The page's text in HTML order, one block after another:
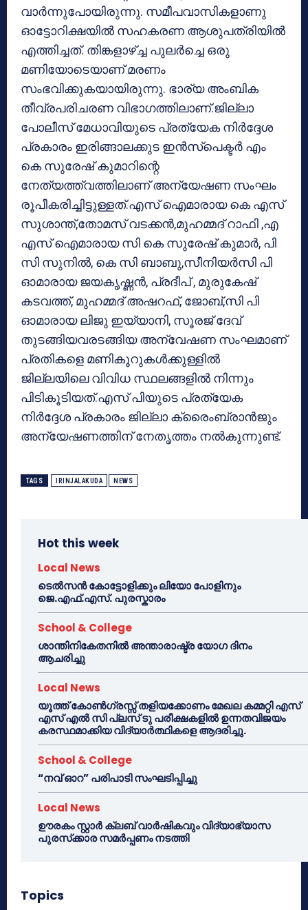
വാര്‍ന്നുപോയിരുന്നു. സമീപവാസികളാണു
ഓട്ടോറിക്ഷയില്‍ സഹകരണ ആശുപത്രിയില്‍
എത്തിച്ചത്. തിങ്കളാഴ്ച്ച പുലര്‍ച്ചെ ഒരു
മണിയോടെയാണ് മരണം
സംഭവിക്കുകയായിരുന്നു. ഭാര്യ അംബിക
തീവ്രപരിചരണ വിഭാഗത്തിലാണ്.ജില്ലാ
പോലീസ് മേധാവിയുടെ പ്രത്യേക നിര്‍ദ്ദേശ
പ്രകാരം ഇരിങ്ങാലക്കുട ഇന്‍സ്പെക്ടര്‍ എം
കെ സുരേഷ് കുമാറിന്റെ
നേത്യത്ത്വത്തിലാണ് അന്യേഷണ സംഘം
രൂപീകരിച്ചിട്ടുള്ളത്.എസ് ഐമാരായ കെ എസ്
സുശാന്ത്,തോമസ് വടക്കന്‍,മുഹമ്മദ് റാഫി ,എ
എസ് ഐമാരായ സി കെ സുരേഷ് കുമാര്‍, പി
സി സുനില്‍, കെ സി ബാബു,സീനിയര്‍സി പി
ഓമാരായ ജയകൃഷ്ണന്‍, പ്രദീപ് , മുരുകേഷ്
കടവത്ത്, മുഹമ്മദ് അഷറഫ്, ജോബ്,സി പി
ഓമാരായ ലിജു ഇയ്യാനി, സൂരജ് ദേവ്
തുടങ്ങിയവരടങ്ങിയ അന്വേഷണ സംഘമാണ്
പ്രതികളെ മണികൂറുകള്‍ക്കുള്ളില്‍
ജില്ലയിലെ വിവിധ സ്ഥലങ്ങളില്‍ നിന്നും
പിടികൂടിയത്.എസ് പിയുടെ പ്രത്യേക
നിര്‍ദ്ദേശ പ്രകാരം ജില്ലാ ക്രൈംബ്രാന്‍ജും
അന്യേഷണത്തിന് നേതൃത്തം നല്‍കുന്നുണ്ട്.
TAGS IRINJALAKUDA NEWS
Hot this week
Local News
ടെൽസൻ കോട്ടോളിക്കും ലിയോ പോളിനും
ജെ.എഫ്.എസ്. പുരസ്കാരം
School & College
ശാന്തിനികേതനിൽ അന്താരാഷ്ട്ര യോഗ ദിനം
ആചരിച്ചു
Local News
യൂത്ത് കോൺഗ്രസ്സ് തളിയക്കോണം മേഖല കമ്മറ്റി എസ്
എസ് എൽ സി പ്ലസ് ടു പരീക്ഷകളിൽ ഉന്നതവിജയം
കരസ്ഥമാക്കിയ വിദ്യാർത്ഥികളെ ആദരിച്ചു.
School & College
“നവ് ഓറ” പരിപാടി സംഘടിപ്പിച്ചു
Local News
ഊരകം സ്റ്റാർ ക്ലബ് വാർഷികവും വിദ്യാഭ്യാസ
പുരസ്‌ക്കാര സമർപ്പണം നടത്തി
Topics